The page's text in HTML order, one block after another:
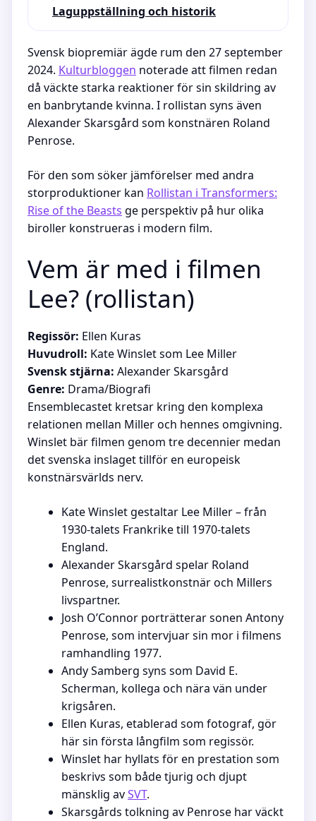
Laguppställning och historik
Svensk biopremiär ägde rum den 27 september
2024. Kulturbloggen noterade att filmen redan
då väckte starka reaktioner för sin skildring av
en banbrytande kvinna. I rollistan syns även
Alexander Skarsgård som konstnären Roland
Penrose.
För den som söker jämförelser med andra
storproduktioner kan Rollistan i Transformers:
Rise of the Beasts ge perspektiv på hur olika
biroller konstrueras i modern film.
Vem är med i filmen
Lee? (rollistan)
Regissör: Ellen Kuras
Huvudroll: Kate Winslet som Lee Miller
Svensk stjärna: Alexander Skarsgård
Genre: Drama/Biografi
Ensemblecastet kretsar kring den komplexa
relationen mellan Miller och hennes omgivning.
Winslet bär filmen genom tre decennier medan
det svenska inslaget tillför en europeisk
konstnärsvärlds nerv.
Kate Winslet gestaltar Lee Miller – från
1930-talets Frankrike till 1970-talets
England.
Alexander Skarsgård spelar Roland
Penrose, surrealistkonstnär och Millers
livspartner.
Josh O’Connor porträtterar sonen Antony
Penrose, som intervjuar sin mor i filmens
ramhandling 1977.
Andy Samberg syns som David E.
Scherman, kollega och nära vän under
krigsåren.
Ellen Kuras, etablerad som fotograf, gör
här sin första långfilm som regissör.
Winslet har hyllats för en prestation som
beskrivs som både tjurig och djupt
mänsklig avSVT.
Skarsgårds tolkning av Penrose har väckt